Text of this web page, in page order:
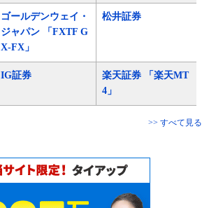
ゴールデンウェイ・
ジャパン 「FXTF G
X-FX」
松井証券
IG証券
楽天証券 「楽天MT
4」
>> すべて見る